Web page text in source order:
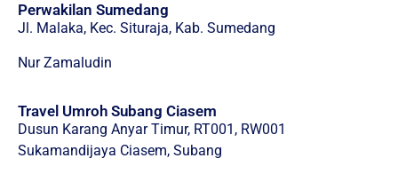
Perwakilan Sumedang
Jl. Malaka, Kec. Situraja, Kab. Sumedang
Nur Zamaludin
Travel Umroh Subang Ciasem
Dusun Karang Anyar Timur, RT001, RW001
Sukamandijaya Ciasem, Subang